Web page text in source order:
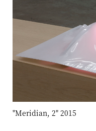
"Meridian, 2" 2015